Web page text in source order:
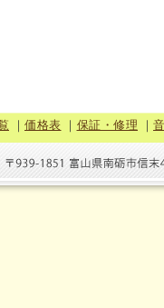
｜ 価格表 ｜ 保証・修理 ｜